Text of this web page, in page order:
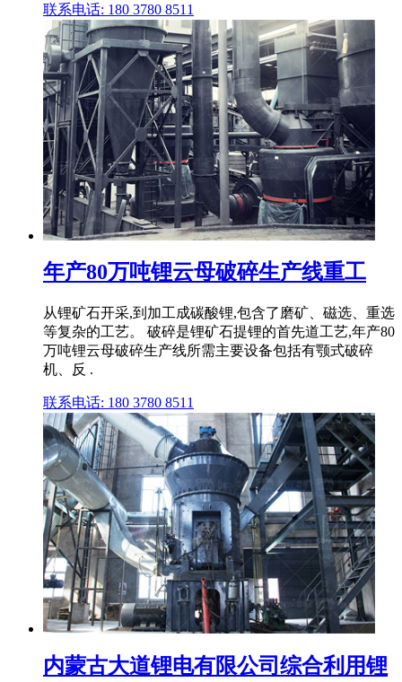
联系电话: 180 3780 8511
年产80万吨锂云母破碎生产线重工
从锂矿石开采,到加工成碳酸锂,包含了磨矿、磁选、重选
等复杂的工艺。 破碎是锂矿石提锂的首先道工艺,年产80
万吨锂云母破碎生产线所需主要设备包括有颚式破碎
机、反 .
联系电话: 180 3780 8511
内蒙古大道锂电有限公司综合利用锂